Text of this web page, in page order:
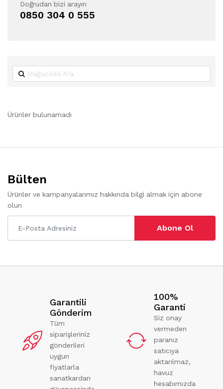
Doğrudan bizi arayın
0850 304 0 555
Ürünler bulunamadı
Bülten
Ürünler ve kampanyalarımız hakkında bilgi almak için abone
olun
Abone Ol
Garantili
Gönderim
Tüm
siparişleriniz
gönderileri
uygun
fiyatlarla
sanatkardan
100%
Garanti
Siz onay
vermeden
paranız
satıcıya
aktarılmaz,
havuz
hesabımızda